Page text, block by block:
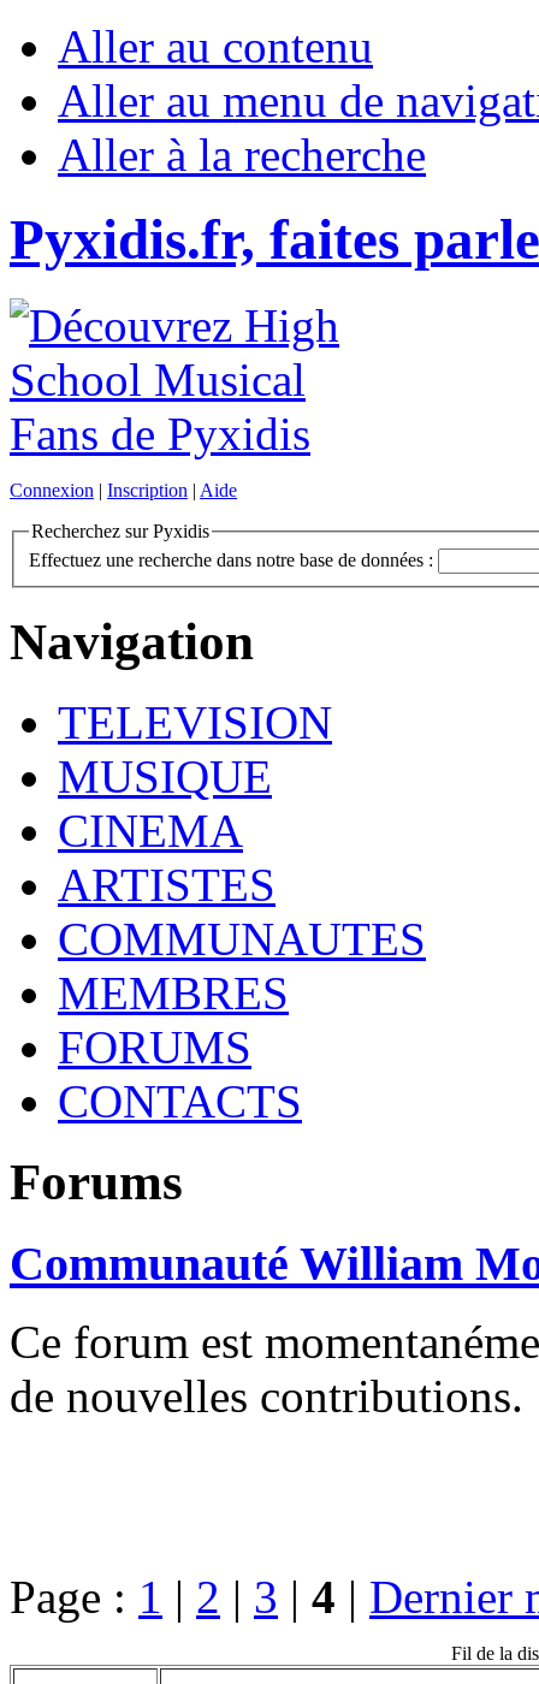
Aller au contenu
Aller au menu de
Aller à la recherche
Pyxidis.fr, faites
Connexion | Inscription | Aide
Recherchez sur Pyxidis
Effectuez une recherche dans notre base de données :
Navigation
TELEVISION
MUSIQUE
CINEMA
ARTISTES
COMMUNAUTES
MEMBRES
FORUMS
CONTACTS
Forums
Communauté William
Ce forum est
de nouvelles contributions.
Page : 1 | 2 | 3 | 4 | Dernier
Fil de la